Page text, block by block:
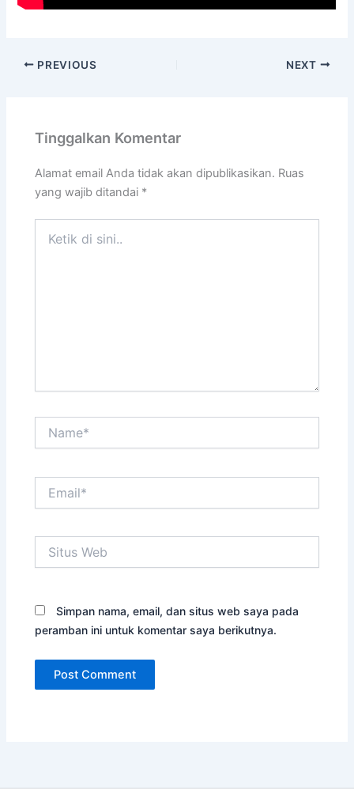
PREVIOUS NEXT
Tinggalkan Komentar
Alamat email Anda tidak akan dipublikasikan. Ruas
yang wajib ditandai *
Web
Simpan nama, email, dan situs web saya pada
peramban ini untuk komentar saya berikutnya.